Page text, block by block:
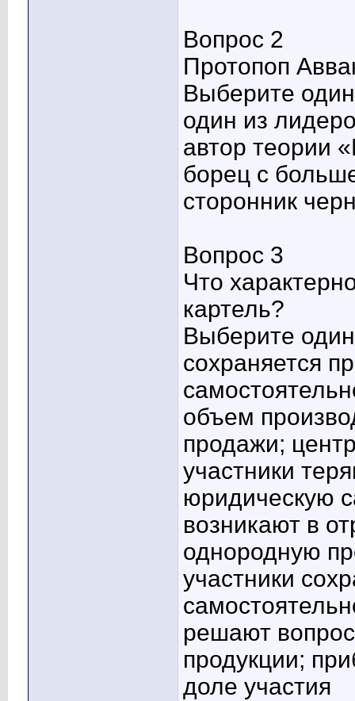
Вопрос 2
Протопоп
Выберите
один из
автор теории
борец с
сторонник
Вопрос 3
Что
картель?
Выберите
сохраняется
объем
продажи;
участники
юридическую
возникают в
однородную
участники
решают
продукции;
доле участия